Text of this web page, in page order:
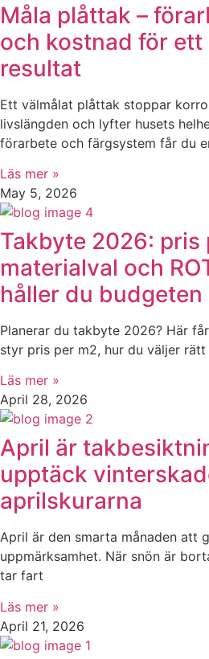
Måla plåttak –
och kostnad för
resultat
Ett välmålat plåttak stoppar
livslängden och lyfter husets
förarbete och färgsystem får du
Läs mer »
May 5, 2026
Takbyte 2026: pris
materialval och
håller du budgeten
Planerar du takbyte 2026? Här
styr pris per m2, hur du väljer rätt
Läs mer »
April 28, 2026
April är
upptäck
aprilskurarna
April är den smarta månaden att
uppmärksamhet. När snön är
tar fart
Läs mer »
April 21, 2026